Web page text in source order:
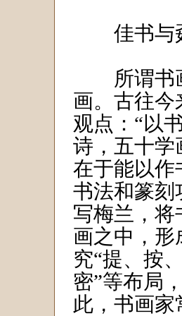
佳书与
所谓书画
画。古往今
观点：“以
诗，五十学
在于能以作
书法和篆刻
写梅兰，将
画之中，形
究“提、按
密”等布局
此，书画家